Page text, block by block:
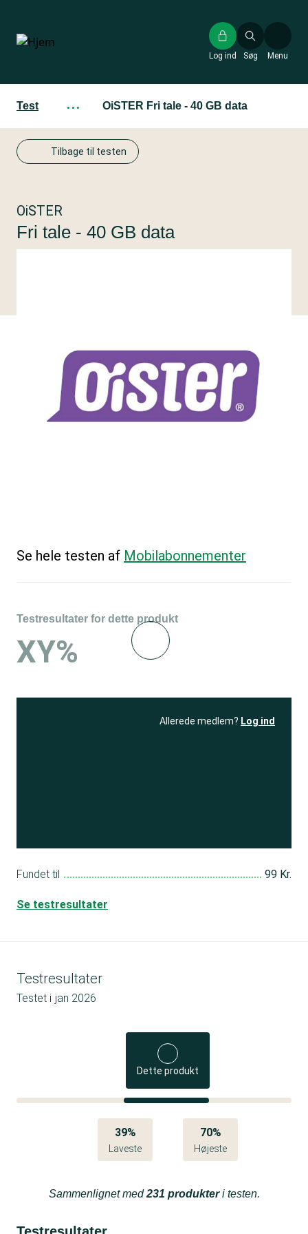
hovedindhold
Søg
Log ind Menu
Test ··· OiSTER Fri tale - 40 GB data
Tilbage til testen
OiSTER
Fri tale - 40 GB data
Se hele testen af Mobilabonnementer
Testresultater for dette produkt
XY%
Allerede medlem? Log ind
Fundet til 99 Kr.
Se testresultater
Testresultater
Testet i jan 2026
Dette produkt
39%
Laveste
70%
Højeste
Sammenlignet med231 produkteri testen.
Testresultater